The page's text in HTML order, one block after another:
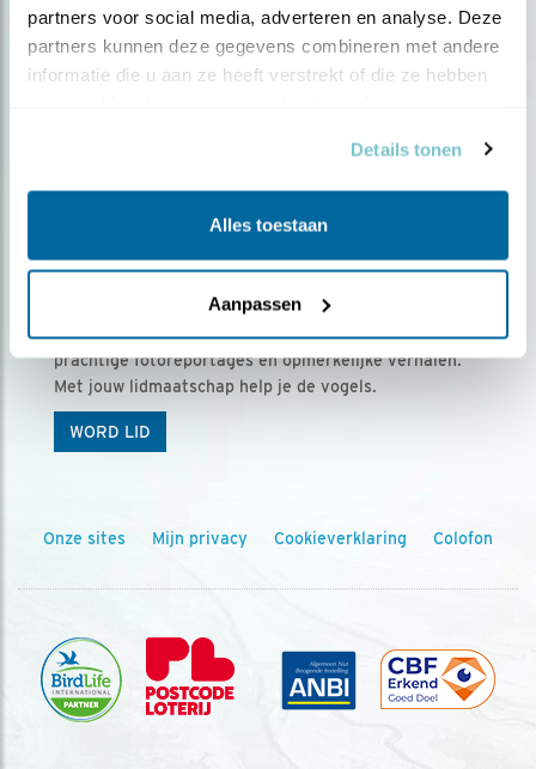
partners voor social media, adverteren en analyse. Deze
partners kunnen deze gegevens combineren met andere
informatie die u aan ze heeft verstrekt of die ze hebben
Details tonen
Alles toestaan
Aanpassen
Ontvang 5 x Vogels voor € 36,00 per jaar
Vogels is het tijdschrift voor onze leden, met
prachtige fotoreportages en opmerkelijke verhalen.
Met jouw lidmaatschap help je de vogels.
WORD LID
Onze sites Mijn privacy Cookieverklaring Colofon